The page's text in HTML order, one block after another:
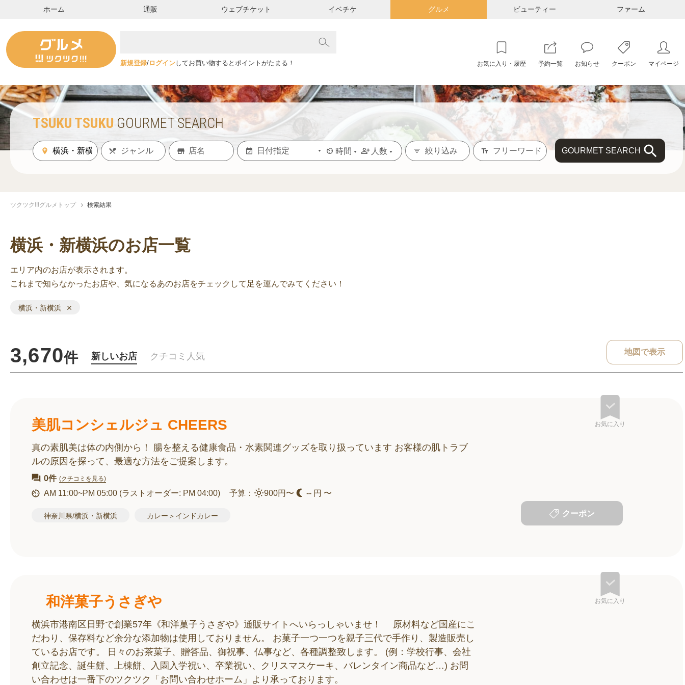
ホーム 通販 ウェブチケット イベチケ グルメ ビューティー ファーム
新規登録/ログインしてお買い物するとポイントがたまる！ お気に入り・履歴 予約一覧 お知らせ クーポン マイページ
TSUKU TSUKU GOURMET SEARCH
時間 人数 絞り込み GOURMET SEARCH
ツクツク!!!グルメトップ 検索結果
横浜・新横浜のお店一覧
エリア内のお店が表示されます。
これまで知らなかったお店や、気になるあのお店をチェックして足を運んでみてください！
横浜・新横浜
3,670件 新しいお店 クチコミ人気 地図で表示
お気に入り
美肌コンシェルジュ CHEERS
真の素肌美は体の内側から！ 腸を整える健康食品・水素関連グッズを取り扱っています お客様の肌トラブ
ルの原因を探って、最適な方法をご提案します。
0件 (クチコミを見る)
AM 11:00~PM 05:00 (ラストオーダー: PM 04:00) 予算： 900円〜 -- 円 〜
神奈川県/横浜・新横浜 カレー＞インドカレー クーポン
お気に入り
和洋菓子うさぎや
横浜市港南区日野で創業57年《和洋菓子うさぎや》通販サイトへいらっしゃいませ！ 原材料など国産にこ
だわり、保存料など余分な添加物は使用しておりません。 お菓子一つ一つを親子三代で手作り、製造販売し
ているお店です。 日々のお茶菓子、贈答品、御祝事、仏事など、各種調整致します。 (例：学校行事、会社
創立記念、誕生餅、上棟餅、入園入学祝い、卒業祝い、クリスマスケーキ、バレンタイン商品など…) お問
い合わせは一番下のツクツク「お問い合わせホーム」より承っております。